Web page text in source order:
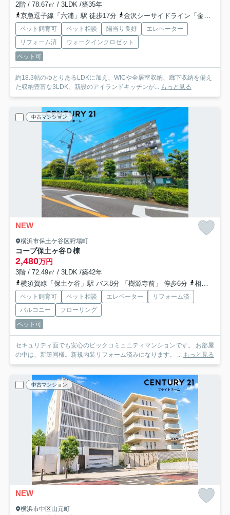
2階 / 78.67㎡ / 3LDK /築35年
京急逗子線「六浦」駅 徒歩17分
金沢シーサイドライン「金沢八景」駅 バス15分 「三信センター」 停歩4分
ペット飼育可 ペット相談 陽当り良好
エレベーター
リフォーム済
ウォークインクロゼット
ペット可
約18.3帖のゆとりあるLDKに加え、WICや全居室収納、廊下収納を備え
た収納豊富な3LDK。新設のアイランドキッチンが... もっと見る
中古マンション
NEW
横浜市保土ケ谷区狩場町
コープ保土ヶ谷Ｄ棟
2,480万円
3階 / 72.49㎡ / 3LDK /築42年
横須賀線「保土ケ谷」駅 バス8分 「樹源寺前」 停歩6分
相鉄本線「西横浜」駅 バス12分 「樹源寺前」 停歩4分
ペット飼育可 ペット相談 エレベーター
リフォーム済
バルコニー
フローリング
ペット可
セキュリティ面でも安心のビックコミュニティマンションです。 お部屋
の中は、新築同様。新規内装リフォーム済みになります。 ... もっと見る
中古マンション
NEW
横浜市中区山元町